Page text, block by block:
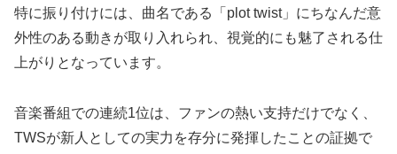
特に振り付けには、曲名である「plot twist」にちなんだ意
外性のある動きが取り入れられ、視覚的にも魅了される仕
上がりとなっています。
音楽番組での連続1位は、ファンの熱い支持だけでなく、
TWSが新人としての実力を存分に発揮したことの証拠で